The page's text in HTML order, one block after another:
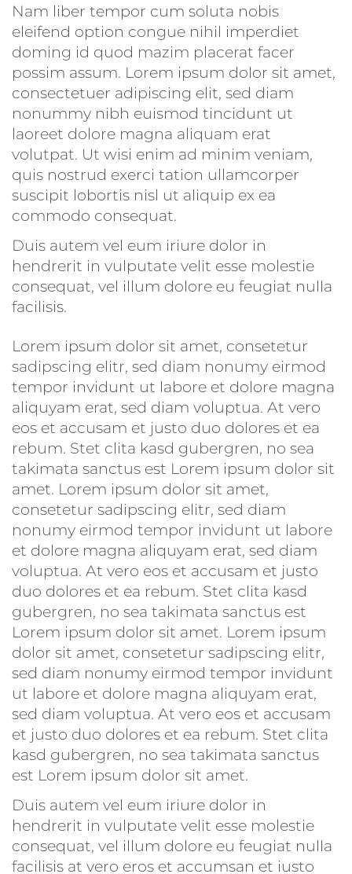
Nam liber tempor cum soluta nobis
eleifend option congue nihil imperdiet
doming id quod mazim placerat facer
possim assum. Lorem ipsum dolor sit amet,
consectetuer adipiscing elit, sed diam
nonummy nibh euismod tincidunt ut
laoreet dolore magna aliquam erat
volutpat. Ut wisi enim ad minim veniam,
quis nostrud exerci tation ullamcorper
suscipit lobortis nisl ut aliquip ex ea
commodo consequat.
Duis autem vel eum iriure dolor in
hendrerit in vulputate velit esse molestie
consequat, vel illum dolore eu feugiat nulla
facilisis.
Lorem ipsum dolor sit amet, consetetur
sadipscing elitr, sed diam nonumy eirmod
tempor invidunt ut labore et dolore magna
aliquyam erat, sed diam voluptua. At vero
eos et accusam et justo duo dolores et ea
rebum. Stet clita kasd gubergren, no sea
takimata sanctus est Lorem ipsum dolor sit
amet. Lorem ipsum dolor sit amet,
consetetur sadipscing elitr, sed diam
nonumy eirmod tempor invidunt ut labore
et dolore magna aliquyam erat, sed diam
voluptua. At vero eos et accusam et justo
duo dolores et ea rebum. Stet clita kasd
gubergren, no sea takimata sanctus est
Lorem ipsum dolor sit amet. Lorem ipsum
dolor sit amet, consetetur sadipscing elitr,
sed diam nonumy eirmod tempor invidunt
ut labore et dolore magna aliquyam erat,
sed diam voluptua. At vero eos et accusam
et justo duo dolores et ea rebum. Stet clita
kasd gubergren, no sea takimata sanctus
est Lorem ipsum dolor sit amet.
Duis autem vel eum iriure dolor in
hendrerit in vulputate velit esse molestie
consequat, vel illum dolore eu feugiat nulla
facilisis at vero eros et accumsan et iusto